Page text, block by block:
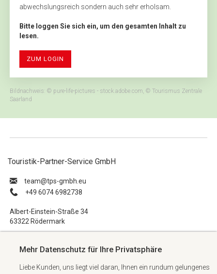
abwechslungsreich sondern auch sehr erholsam.
Bitte loggen Sie sich ein, um den gesamten Inhalt zu
lesen.
ZUM LOGIN
Bildnachweis: © pure-life-pictures - stock.adobe.com, © Tourismus Zentrale
Saarland
Touristik-Partner-Service GmbH
ue.hbmg-spt@maet
+49 6074 6982738
Albert-Einstein-Straße 34
63322 Rödermark
Impressum
AGB
Mehr Datenschutz für Ihre Privatsphäre
Liebe Kunden, uns liegt viel daran, Ihnen ein rundum gelungenes